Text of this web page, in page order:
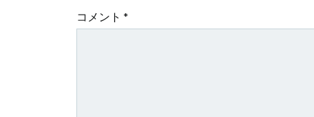
ー
コメント *